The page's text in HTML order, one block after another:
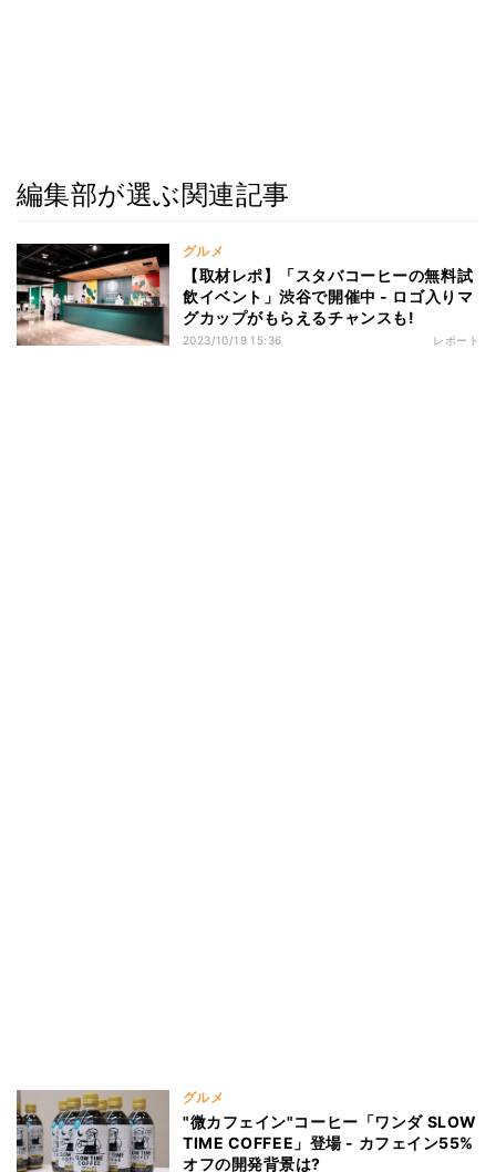
編集部が選ぶ関連記事
グルメ
【取材レポ】「スタバコーヒーの無料試
飲イベント」渋谷で開催中 - ロゴ入りマ
グカップがもらえるチャンスも!
2023/10/19 15:36 レポート
グルメ
"微カフェイン"コーヒー「ワンダ SLOW
TIME COFFEE」登場 - カフェイン55%
オフの開発背景は?